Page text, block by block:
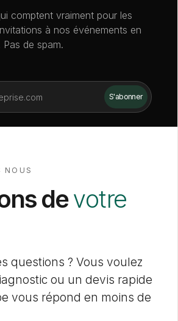
comptent vraiment pour les
à nos événements en
de spam.
NOUS
devotre
questions ? Vous voulez
ou un devis rapide
vous répond en moins de